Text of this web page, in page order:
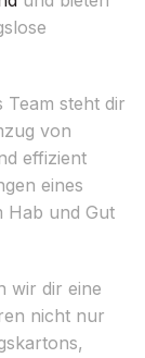
Team steht dir
von
effizient
eines
Hab und Gut
wir dir eine
nicht nur